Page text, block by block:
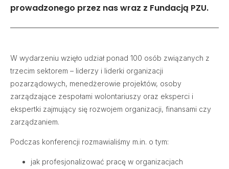
prowadzonego przez nas wraz z Fundacją PZU.
W wydarzeniu wzięło udział ponad 100 osób związanych z
trzecim sektorem – liderzy i liderki organizacji
pozarządowych, menedżerowie projektów, osoby
zarządzające zespołami wolontariuszy oraz eksperci i
ekspertki zajmujący się rozwojem organizacji, finansami czy
zarządzaniem.
Podczas konferencji rozmawialiśmy m.in. o tym:
jak profesjonalizować pracę w organizacjach